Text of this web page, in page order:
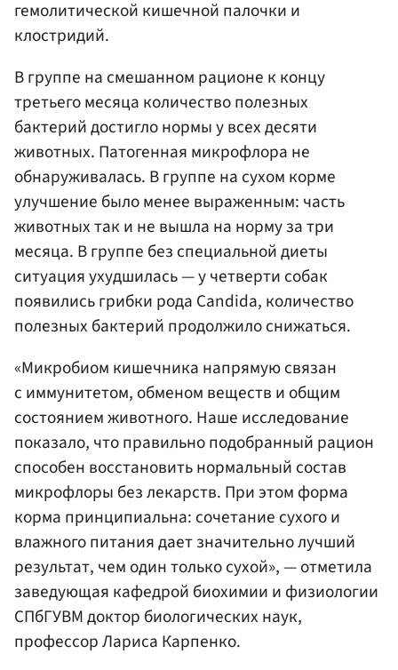
гемолитической кишечной палочки и
клостридий.
В группе на смешанном рационе к концу
третьего месяца количество полезных
бактерий достигло нормы у всех десяти
животных. Патогенная микрофлора не
обнаруживалась. В группе на сухом корме
улучшение было менее выраженным: часть
животных так и не вышла на норму за три
месяца. В группе без специальной диеты
ситуация ухудшилась — у четверти собак
появились грибки рода Candida, количество
полезных бактерий продолжило снижаться.
«Микробиом кишечника напрямую связан
с иммунитетом, обменом веществ и общим
состоянием животного. Наше исследование
показало, что правильно подобранный рацион
способен восстановить нормальный состав
микрофлоры без лекарств. При этом форма
корма принципиальна: сочетание сухого и
влажного питания дает значительно лучший
результат, чем один только сухой», — отметила
заведующая кафедрой биохимии и физиологии
СПбГУВМ доктор биологических наук,
профессор Лариса Карпенко.